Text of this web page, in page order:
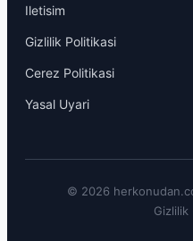
Iletisim
Gizlilik Politikasi
Cerez Politikasi
Yasal Uyari
© 2026
Gizlilik